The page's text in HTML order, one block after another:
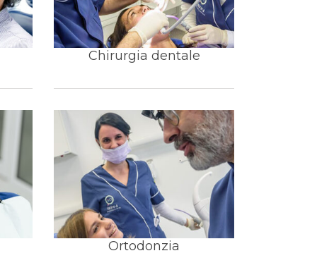
Chirurgia dentale
Ortodonzia